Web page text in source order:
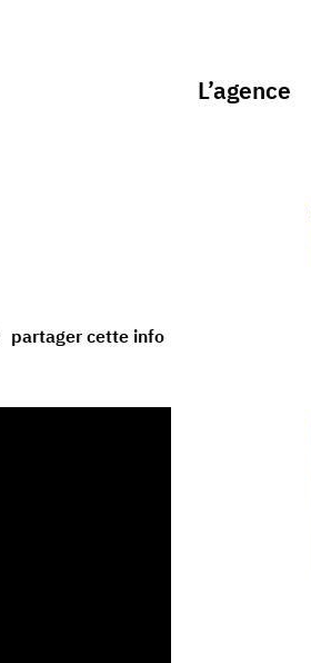
L’agence
partager cette info